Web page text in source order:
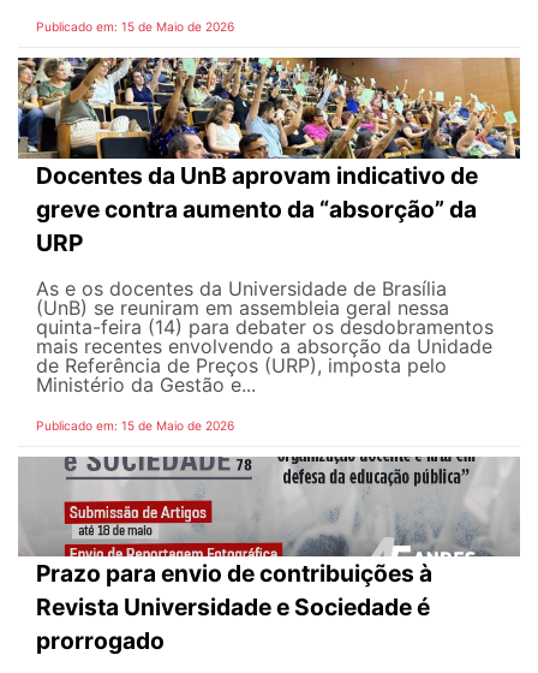
Publicado em: 15 de Maio de 2026
Docentes da UnB aprovam indicativo de
greve contra aumento da “absorção” da
URP
As e os docentes da Universidade de Brasília
(UnB) se reuniram em assembleia geral nessa
quinta-feira (14) para debater os desdobramentos
mais recentes envolvendo a absorção da Unidade
de Referência de Preços (URP), imposta pelo
Ministério da Gestão e...
Publicado em: 15 de Maio de 2026
Prazo para envio de contribuições à
Revista Universidade e Sociedade é
prorrogado